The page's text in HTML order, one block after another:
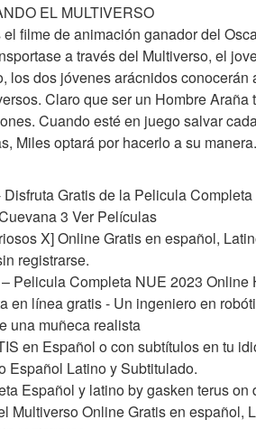
EL MULTIVERSO
filme de animación ganador del
a través del Multiverso, el
los dos jóvenes arácnidos conocerán
Claro que ser un Hombre Araña
Cuando esté en juego salvar
Miles optará por hacerlo a su manera.
Gratis de la Pelicula
3 Ver Películas
X] Online Gratis en español,
registrarse.
Pelicula Completa NUE 2023 Online
línea gratis - Un ingeniero en
una muñeca realista
en Español o con subtítulos en tu
Español Latino y Subtitulado.
Español y latino by gasken terus on
Online Gratis en español,